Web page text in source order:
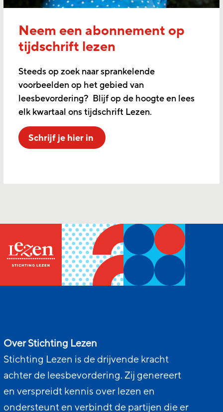
Neem een abonnement op
tijdschrift lezen
Steeds op zoek naar sprankelende
voorbeelden op het gebied van
leesbevordering? Blijf op de hoogte en lees
elk kwartaal ons tijdschrift Lezen.
Schrijf je hier in
Over Stichting Lezen
Stichting Lezen is de drijvende kracht
achter de leesbevordering. Zij genereert
en verspreidt kennis over lezen en
ondersteunt en verbindt de partijen die er